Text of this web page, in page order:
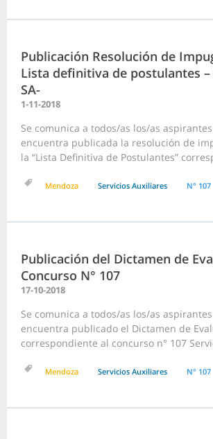
Publicación Resolución de
Lista definitiva de postulantes –
SA-
1-11-2018
Se comunica a todos/as los/as
encuentra publicada la resolución de
la “Lista Definitiva de Postulantes”
Mendoza Servicios Auxiliares N° 107
Publicación del Dictamen de
Concurso N° 107
17-10-2018
Se comunica a todos/as los/as
encuentra publicado el Dictamen de
correspondiente al concurso n° 107
Mendoza Servicios Auxiliares N° 107